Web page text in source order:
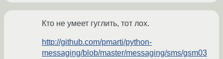
Кто не умеет гуглить, тот лох.
http://github.com/pmarti/python-
messaging/blob/master/messaging/sms/gsm03